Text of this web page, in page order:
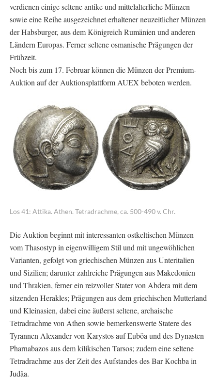
verdienen einige seltene antike und mittelalterliche Münzen
sowie eine Reihe ausgezeichnet erhaltener neuzeitlicher Münzen
der Habsburger, aus dem Königreich Rumänien und anderen
Ländern Europas. Ferner seltene osmanische Prägungen der
Frühzeit.
Noch bis zum 17. Februar können die Münzen der Premium-
Auktion auf der Auktionsplattform AUEX beboten werden.
Los 41: Attika. Athen. Tetradrachme, ca. 500-490 v. Chr.
Die Auktion beginnt mit interessanten ostkeltischen Münzen
vom Thasostyp in eigenwilligem Stil und mit ungewöhlichen
Varianten, gefolgt von griechischen Münzen aus Unteritalien
und Sizilien; darunter zahlreiche Prägungen aus Makedonien
und Thrakien, ferner ein reizvoller Stater von Abdera mit dem
sitzenden Herakles; Prägungen aus dem griechischen Mutterland
und Kleinasien, dabei eine äußerst seltene, archaische
Tetradrachme von Athen sowie bemerkenswerte Statere des
Tyrannen Alexander von Karystos auf Euböa und des Dynasten
Pharnabazos aus dem kilikischen Tarsos; zudem eine seltene
Tetradrachme aus der Zeit des Aufstandes des Bar Kochba in
Judäa.